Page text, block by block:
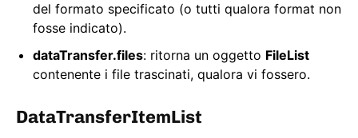
del formato specificato (o tutti qualora format non
fosse indicato).
dataTransfer.files: ritorna un oggetto FileList
contenente i file trascinati, qualora vi fossero.
DataTransferItemList